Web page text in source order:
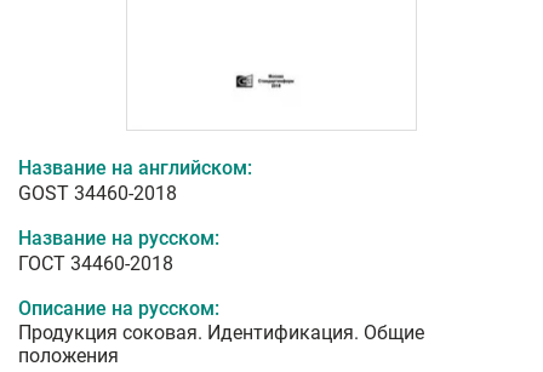
Название на английском:
GOST 34460-2018
Название на русском:
ГОСТ 34460-2018
Описание на русском:
Продукция соковая. Идентификация. Общие
положения